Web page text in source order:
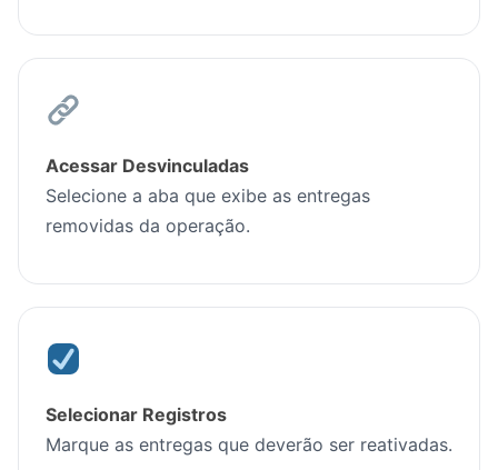
Acessar Desvinculadas
Selecione a aba que exibe as entregas
removidas da operação.
Selecionar Registros
Marque as entregas que deverão ser reativadas.